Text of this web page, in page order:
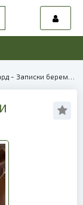
беременного | 6256